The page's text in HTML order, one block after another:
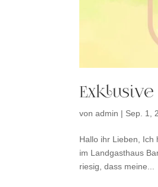
vonadmin | Sep. 1,
Hallo ihr Lieben, Ich
im Landgasthaus
riesig, dass meine...